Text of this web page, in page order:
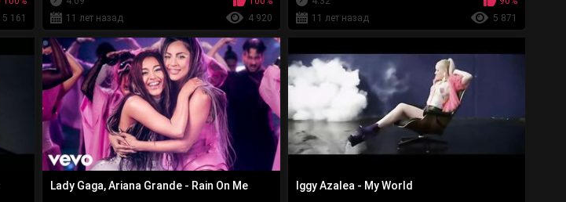
5 161
11 лет назад
4 920
11 лет назад
5 871
Lady Gaga, Ariana Grande - Rain On Me Iggy Azalea - My World